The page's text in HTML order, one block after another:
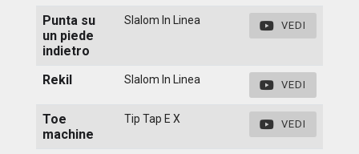
Punta su
un piede
indietro
Slalom In Linea VEDI
Rekil Slalom In Linea VEDI
Toe
machine
Tip Tap E X VEDI